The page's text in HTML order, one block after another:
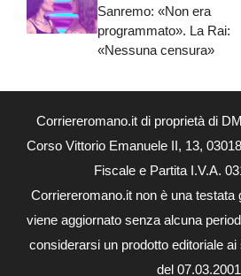
Sanremo: «Non era
programmato». La Rai:
«Nessuna censura»
Corriereromano.it di proprietà di
Corso Vittorio Emanuele II, 13,
Fiscale e Partita I.V.A.
Corriereromano.it non è una testata
viene aggiornato senza alcuna
considerarsi un prodotto editoriale
del 07.03.2001